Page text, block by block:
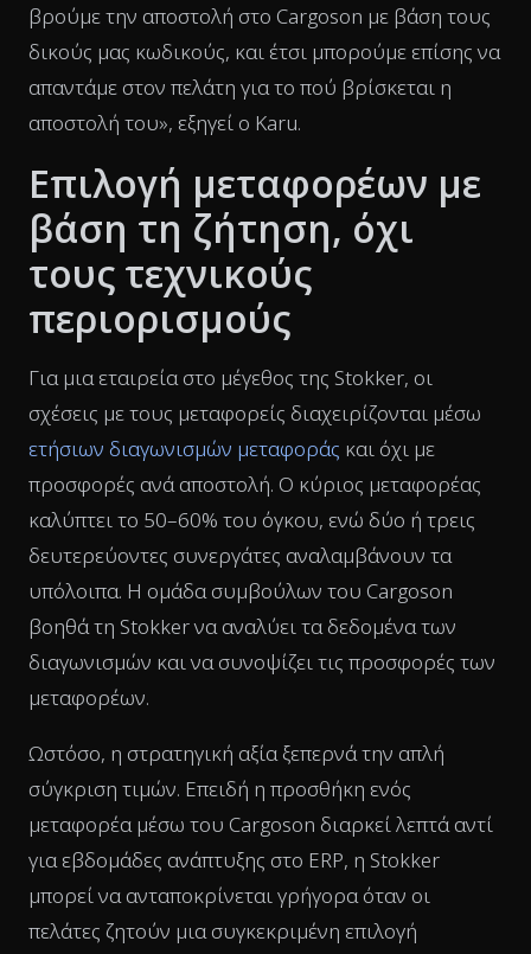
βρούμε την αποστολή στο Cargoson με βάση τους
δικούς μας κωδικούς, και έτσι μπορούμε επίσης να
απαντάμε στον πελάτη για το πού βρίσκεται η
αποστολή του», εξηγεί ο Karu.
Επιλογή μεταφορέων με
βάση τη ζήτηση, όχι
τους τεχνικούς
περιορισμούς
Για μια εταιρεία στο μέγεθος της Stokker, οι
σχέσεις με τους μεταφορείς διαχειρίζονται μέσω
ετήσιων διαγωνισμών μεταφοράς και όχι με
προσφορές ανά αποστολή. Ο κύριος μεταφορέας
καλύπτει το 50–60% του όγκου, ενώ δύο ή τρεις
δευτερεύοντες συνεργάτες αναλαμβάνουν τα
υπόλοιπα. Η ομάδα συμβούλων του Cargoson
βοηθά τη Stokker να αναλύει τα δεδομένα των
διαγωνισμών και να συνοψίζει τις προσφορές των
μεταφορέων.
Ωστόσο, η στρατηγική αξία ξεπερνά την απλή
σύγκριση τιμών. Επειδή η προσθήκη ενός
μεταφορέα μέσω του Cargoson διαρκεί λεπτά αντί
για εβδομάδες ανάπτυξης στο ERP, η Stokker
μπορεί να ανταποκρίνεται γρήγορα όταν οι
πελάτες ζητούν μια συγκεκριμένη επιλογή